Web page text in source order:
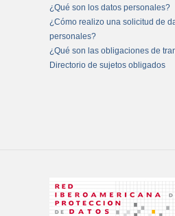
¿Qué son los datos personales?
¿Cómo realizo una solicitud de
personales?
¿Qué son las obligaciones de
Directorio de sujetos obligados